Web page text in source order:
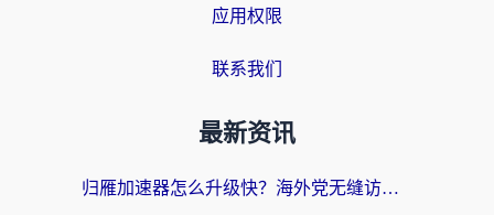
应用权限
联系我们
最新资讯
归雁加速器怎么升级快？海外党无缝访问国内资源的全攻略（附免费VPN推荐Dcard热门款）